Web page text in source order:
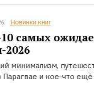
Новинки книг
самых
2026
минимализм,
Парагвае и кое-что